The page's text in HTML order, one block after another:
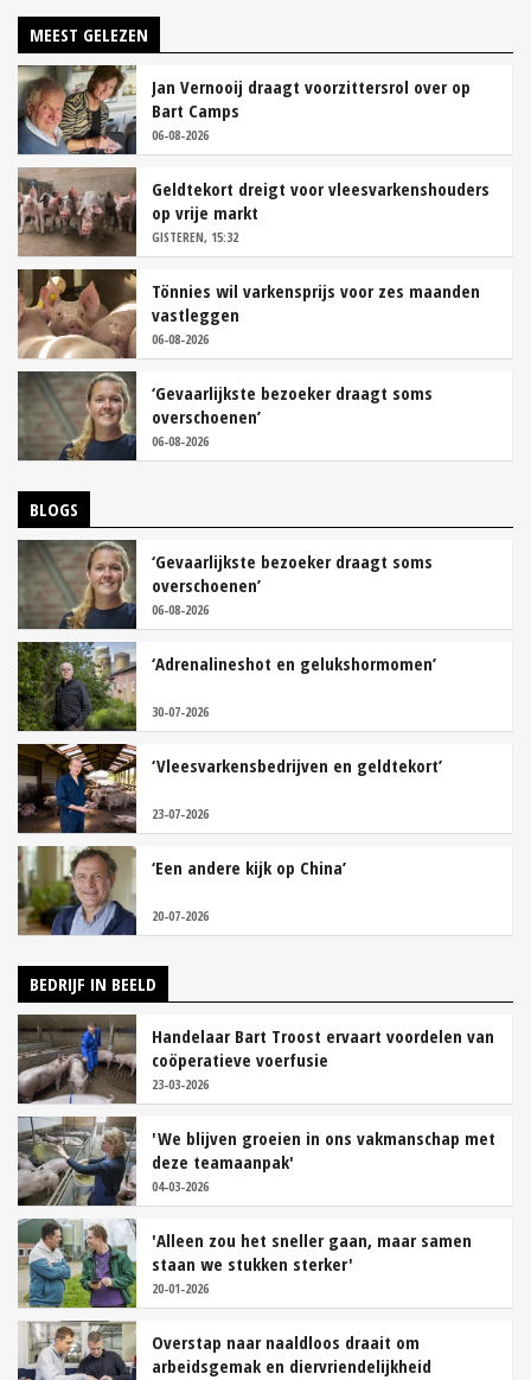
MEEST GELEZEN
Jan Vernooij draagt voorzittersrol over op
Bart Camps
06-08-2026
Geldtekort dreigt voor vleesvarkenshouders
op vrije markt
GISTEREN, 15:32
Tönnies wil varkensprijs voor zes maanden
vastleggen
06-08-2026
‘Gevaarlijkste bezoeker draagt soms
overschoenen’
06-08-2026
BLOGS
‘Gevaarlijkste bezoeker draagt soms
overschoenen’
06-08-2026
‘Adrenalineshot en gelukshormomen’
30-07-2026
‘Vleesvarkensbedrijven en geldtekort’
23-07-2026
‘Een andere kijk op China’
20-07-2026
BEDRIJF IN BEELD
Handelaar Bart Troost ervaart voordelen van
coöperatieve voerfusie
23-03-2026
'We blijven groeien in ons vakmanschap met
deze teamaanpak'
04-03-2026
'Alleen zou het sneller gaan, maar samen
staan we stukken sterker'
20-01-2026
Overstap naar naaldloos draait om
arbeidsgemak en diervriendelijkheid